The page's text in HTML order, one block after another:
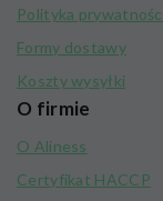
Polityka
Formy dostawy
Koszty wysyłki
O firmie
O Aliness
Certyfikat HACCP